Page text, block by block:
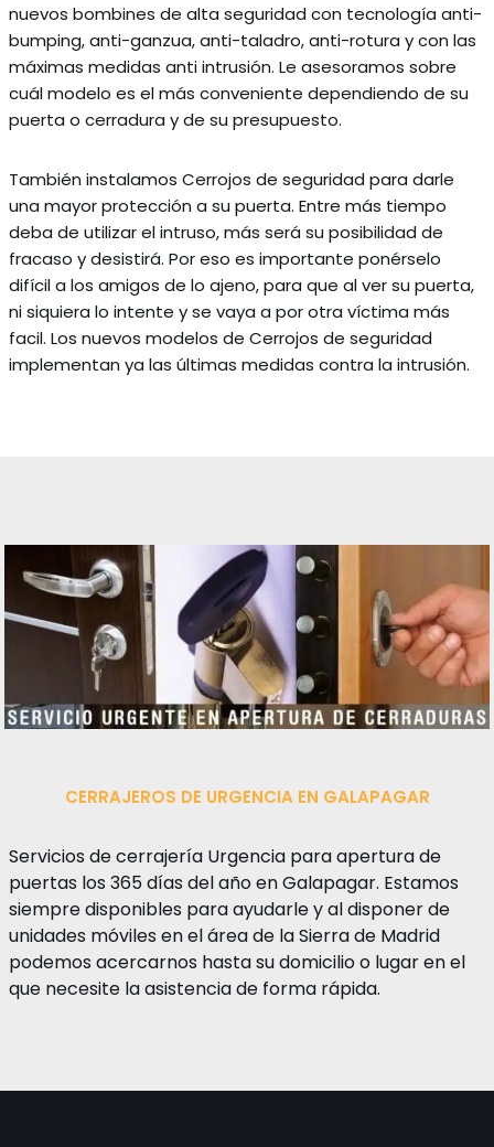
nuevos bombines de alta seguridad con tecnología anti-
bumping, anti-ganzua, anti-taladro, anti-rotura y con las
máximas medidas anti intrusión. Le asesoramos sobre
cuál modelo es el más conveniente dependiendo de su
puerta o cerradura y de su presupuesto.
También instalamos Cerrojos de seguridad para darle
una mayor protección a su puerta. Entre más tiempo
deba de utilizar el intruso, más será su posibilidad de
fracaso y desistirá. Por eso es importante ponérselo
difícil a los amigos de lo ajeno, para que al ver su puerta,
ni siquiera lo intente y se vaya a por otra víctima más
facil. Los nuevos modelos de Cerrojos de seguridad
implementan ya las últimas medidas contra la intrusión.
CERRAJEROS DE URGENCIA EN GALAPAGAR
Servicios de cerrajería Urgencia para apertura de
puertas los 365 días del año en Galapagar. Estamos
siempre disponibles para ayudarle y al disponer de
unidades móviles en el área de la Sierra de Madrid
podemos acercarnos hasta su domicilio o lugar en el
que necesite la asistencia de forma rápida.